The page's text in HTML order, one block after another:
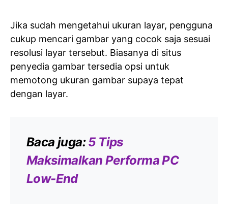
Jika sudah mengetahui ukuran layar, pengguna
cukup mencari gambar yang cocok saja sesuai
resolusi layar tersebut. Biasanya di situs
penyedia gambar tersedia opsi untuk
memotong ukuran gambar supaya tepat
dengan layar.
Baca juga:5 Tips
Maksimalkan Performa PC
Low-End